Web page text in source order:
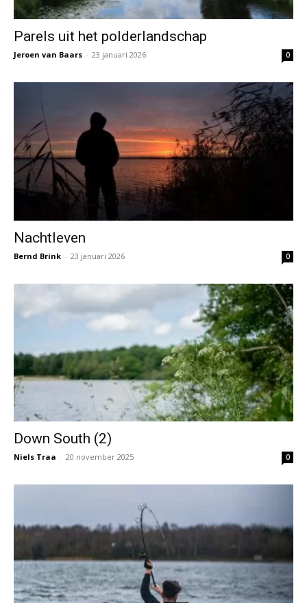
Parels uit het polderlandschap
Jeroen van Baars - 23 januari 2026 0
Nachtleven
Bernd Brink - 23 januari 2026 0
Down South (2)
Niels Traa - 20 november 2025 0